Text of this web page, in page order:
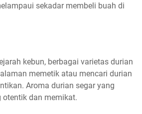
sekadar membeli buah di
kebun, berbagai varietas durian
memetik atau mencari durian
Aroma durian segar yang
dan memikat.